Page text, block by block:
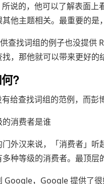
说的，他可以了解表面上
他主题相关。最重要的是
查找词组的例子也没提供
，那他就可以带来更好的
?
给查找词组的范例，而彭
消费者是谁
外汉来说，「消费者」
种等级的消费者。最顶层
Google，Google 提供了很